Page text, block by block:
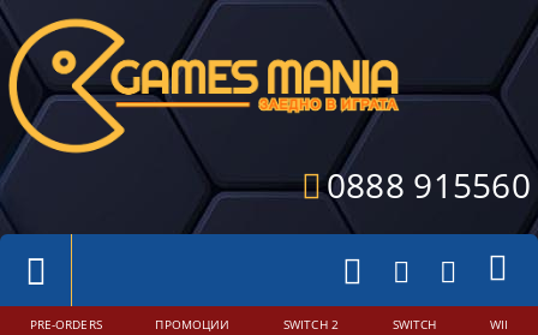
0888 915560
PRE-ORDERS ПРОМОЦИИ SWITCH 2 SWITCH WII